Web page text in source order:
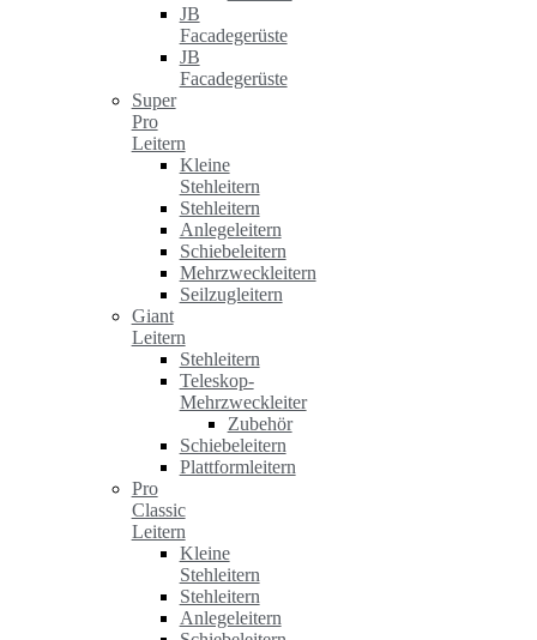
JB
Facadegerüste
JB
Facadegerüste
Super
Pro
Leitern
Kleine
Stehleitern
Stehleitern
Anlegeleitern
Schiebeleitern
Mehrzweckleitern
Seilzugleitern
Giant
Leitern
Stehleitern
Teleskop-
Mehrzweckleiter
Zubehör
Schiebeleitern
Plattformleitern
Pro
Classic
Leitern
Kleine
Stehleitern
Stehleitern
Anlegeleitern